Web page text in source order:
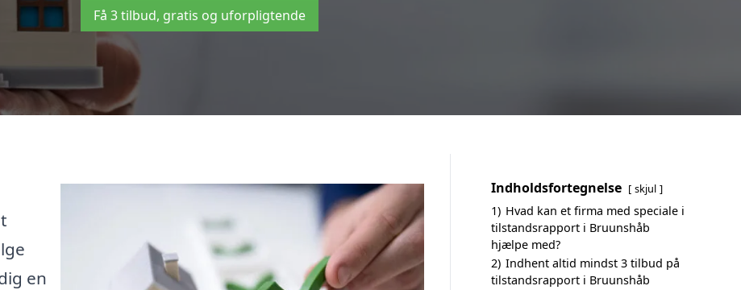
Få 3 tilbud, gratis og uforpligtende
en
Indholdsfortegnelse skjul
1) Hvad kan et firma med speciale i
tilstandsrapport i Bruunshåb
hjælpe med?
2) Indhent altid mindst 3 tilbud på
tilstandsrapport i Bruunshåb